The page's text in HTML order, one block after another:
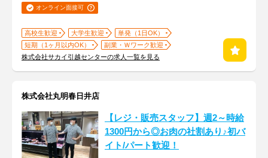
オンライン面接可
高校生歓迎 大学生歓迎
単発（1日OK）
短期（1ヶ月以内OK）
副業・Ｗワーク歓迎
株式会社サカイ引越センターの求人一覧を見る
株式会社丸明春日井店
【レジ・販売スタッフ】週2～時給
1300円から◎お肉の社割あり♪初バ
イト/パート歓迎！